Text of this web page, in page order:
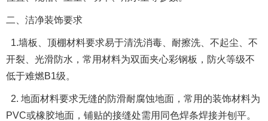
二、洁净装饰要求
1.墙板、顶棚材料要求易于清洗消毒、耐擦洗、不起尘、不
开裂、光滑防水，常用材料为双面夹心彩钢板，防火等级不
低于难燃B1级。
2. 地面材料要求无缝的防滑耐腐蚀地面，常用的装饰材料为
PVC或橡胶地面，铺贴的接缝处需用同色焊条焊接并刨平。